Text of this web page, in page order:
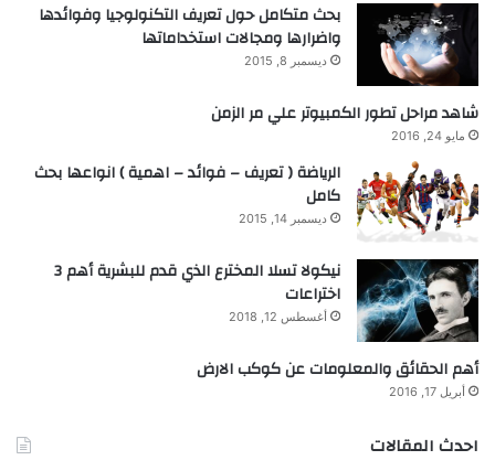
بحث متكامل حول تعريف التكنولوجيا وفوائدها
واضرارها ومجالات استخداماتها
ديسمبر 8, 2015
شاهد مراحل تطور الكمبيوتر علي مر الزمن
مايو 24, 2016
الرياضة ( تعريف – فوائد – اهمية ) انواعها بحث
كامل
ديسمبر 14, 2015
نيكولا تسلا المخترع الذي قدم للبشرية أهم 3
اختراعات
أغسطس 12, 2018
أهم الحقائق والمعلومات عن كوكب الارض
أبريل 17, 2016
احدث المقالات